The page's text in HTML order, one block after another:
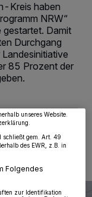
Kreis haben
NRW“
gestartet. Damit
Durchgang
85 Prozent der
Daten
zu. Durch Auswahl
„Wir und unsere
und Anzeigen
unseres Website.
schließt gem. Art. 49
des EWR, z.B. in
Folgendes
zur Identifikation